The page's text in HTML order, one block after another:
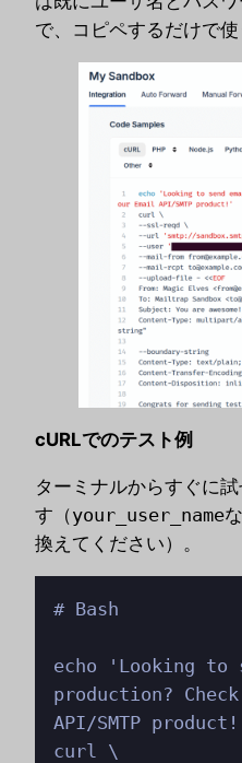
で、コピペするだけで使
cURLでのテスト例
ターミナルからすぐに
す（your_user_name
換えてください）。
# Bash
echo 'Looking to
production?
API/SMTP
curl \